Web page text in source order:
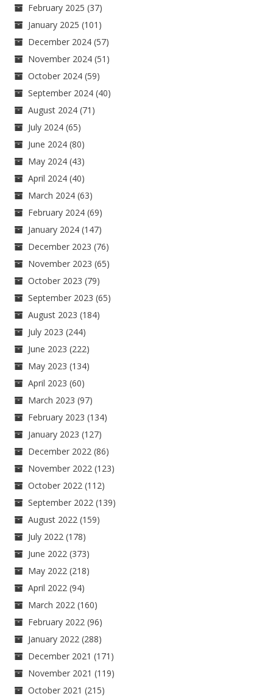
February 2025 (37)
January 2025 (101)
December 2024 (57)
November 2024 (51)
October 2024 (59)
September 2024 (40)
August 2024 (71)
July 2024 (65)
June 2024 (80)
May 2024 (43)
April 2024 (40)
March 2024 (63)
February 2024 (69)
January 2024 (147)
December 2023 (76)
November 2023 (65)
October 2023 (79)
September 2023 (65)
August 2023 (184)
July 2023 (244)
June 2023 (222)
May 2023 (134)
April 2023 (60)
March 2023 (97)
February 2023 (134)
January 2023 (127)
December 2022 (86)
November 2022 (123)
October 2022 (112)
September 2022 (139)
August 2022 (159)
July 2022 (178)
June 2022 (373)
May 2022 (218)
April 2022 (94)
March 2022 (160)
February 2022 (96)
January 2022 (288)
December 2021 (171)
November 2021 (119)
October 2021 (215)